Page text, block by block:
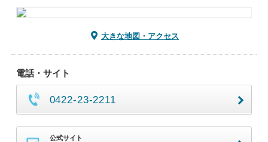
大きな地図・アクセス
電話・サイト
0422-23-2211
公式サイト